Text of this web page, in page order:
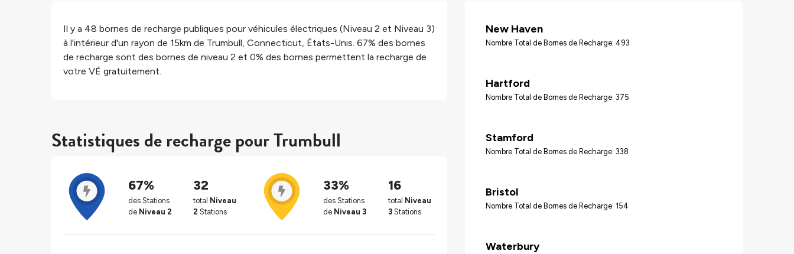
Il y a 48 bornes de recharge publiques pour véhicules électriques (Niveau 2 et Niveau 3)
à l'intérieur d'un rayon de 15km de Trumbull, Connecticut, États-Unis. 67% des bornes
de recharge sont des bornes de niveau 2 et 0% des bornes permettent la recharge de
votre VÉ gratuitement.
Statistiques de recharge pour Trumbull
67%
des Stations
de Niveau 2
32
total Niveau
2 Stations
33%
des Stations
de Niveau 3
16
total Niveau
3 Stations
New Haven
Nombre Total de Bornes de Recharge: 493
Hartford
Nombre Total de Bornes de Recharge: 375
Stamford
Nombre Total de Bornes de Recharge: 338
Bristol
Nombre Total de Bornes de Recharge: 154
Waterbury